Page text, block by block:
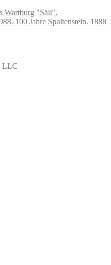
Wartburg "Säli".
100 Jahre Spaltenstein. 1888
LLC